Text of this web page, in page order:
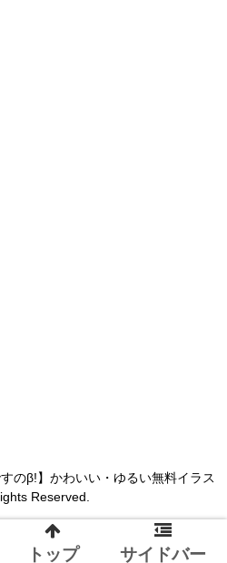
のβ!】かわいい・ゆるい無料イラス
Reserved.
トップ サイドバー